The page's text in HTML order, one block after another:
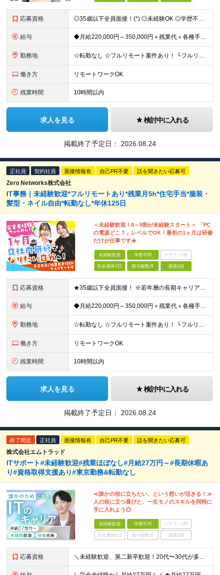
応募資格 ◎35歳以下全員面接！(*) ◎未経験OK ◎学歴不問 第二新卒・社会人経験の浅い方も歓迎！ (*)若年層の長期キャリア形成を図るため ＼「ITって難しそう…」と思っている方こそ歓迎！／ ベテラン講
給与 ◆月給220,000円～350,000円＋残業代＋各種手当＋賞与年2回 （試用期間中：月給200,000円～） ※経験・スキルを考慮して優遇いたします ※残業代は100％支給します ┃試用期間あり
勤務地 ☆転勤なし ☆フルリモート案件あり！ └フルリモート：50％ └リモート併用：14％ 東京都内および近郊（神奈川県・埼玉県・千葉県）のプロジェクト先、もしくは自社内にて勤務いただきます ＜本社＞
働き方 リモートワークOK
残業時間 10時間以内
求人を見る 検討中に入れる
掲載終了予定日： 2026.08.24
正社員 契約社員 面接情報有 自己PR不要 話を聞きたい応募可
Zero Networks株式会社
IT事務｜未経験歓迎*フルリモートあり*残業月5h*住宅手当*服装・
髪型・ネイル自由*転勤なし*年休125日
＜未経験歓迎！8～9割が未経験スタート＞ 「PC
の電源どこ？」レベルでOK！最初の1ヶ月は研修
だけが仕事です★
未経験歓迎 学歴不問 ベテランOK
完全週休2日 賞与複数月 面接1回
応募資格 ★35歳以下全員面接！ ※若年層の長期キャリア形成を図るため ＼ 職種・業種未経験、第二新卒、社会人未経験いずれも歓迎！ ／ ★学歴不問 ★IT業界に興味がある方 ★ネイティブレベルの日本語を話せる
給与 ◆月給220,000円～350,000円＋残業代＋各種手当＋賞与年2回 （試用期間中：月給200,000円～） ※経験・スキルを考慮して優遇いたします ※残業代は100％支給します ┃試用期間あり
勤務地 ☆転勤なし ☆フルリモート案件あり！ └フルリモート：50％ └リモート併用：14％ 東京都内および近郊（神奈川県・埼玉県・千葉県）のプロジェクト先、もしくは自社内にて勤務いただきます ＜本社＞
働き方 リモートワークOK
残業時間 10時間以内
求人を見る 検討中に入れる
掲載終了予定日： 2026.08.24
終了間近 正社員 面接情報有 自己PR不要 話を聞きたい応募可
株式会社エムトラッド
ITサポート#未経験歓迎#残業ほぼなし#月給27万円～#長期休暇あ
り#資格取得支援あり#東京勤務&転勤なし
≪誰かの役に立ちたい、という想いが活きる！≫
人の役に立つ喜びと、一生モノのスキルを同時に
手に入れよう◎
未経験歓迎 学歴不問 ベテランOK
完全週休2日 賞与複数月 面接1回
応募資格 ＼未経験歓迎、第二新卒歓迎！20代〜30代が多数活躍中／ ◆学歴不問 ◆基本的なPC操作ができる方 ◆何らかの対人折衝・顧客対応の経験をお持ちの方 ★接客や事務として電話対応をしていた方なども対象です